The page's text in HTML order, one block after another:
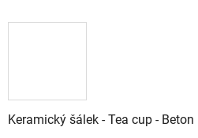
Keramický šálek - Tea cup - Beton